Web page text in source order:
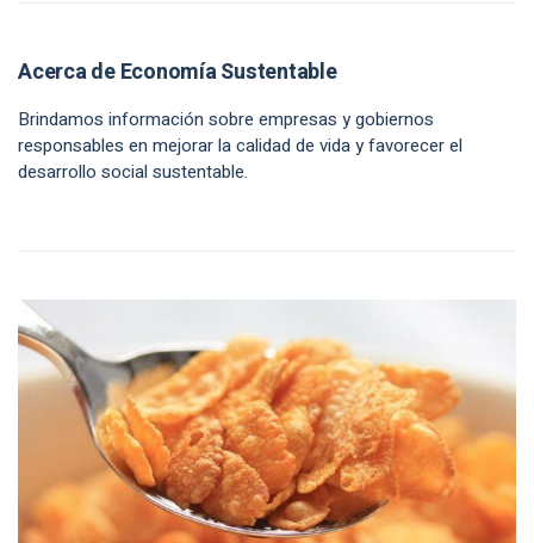
Acerca de Economía Sustentable
Brindamos información sobre empresas y gobiernos
responsables en mejorar la calidad de vida y favorecer el
desarrollo social sustentable.